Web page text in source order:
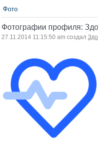
Фото
Фотографии профиля:
27.11.2014 11:15:50 am создал